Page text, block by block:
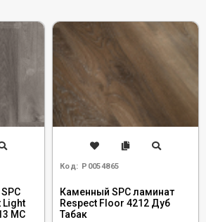
Light
MC
Код: Р0054865
Каменный SPC ламинат
Respect Floor 4212 Дуб
Табак